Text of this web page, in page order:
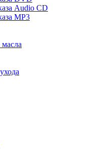
Audio CD
MP3